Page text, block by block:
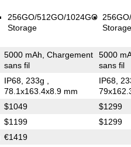
256GO/512GO/1024GO
Storage
5000 mAh, Chargement
sans fil
5000
sans fil
IP68, 233g
78.1x163.4x8.9 mm
IP68,
$1049 $1299
$1199 $1299
€1419